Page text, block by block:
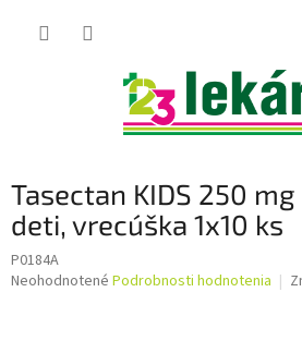
Tasectan KIDS 250
deti, vrecúška 1x10 ks
P0184A
Priemerné
Neohodnotené Podrobnosti hodnotenia